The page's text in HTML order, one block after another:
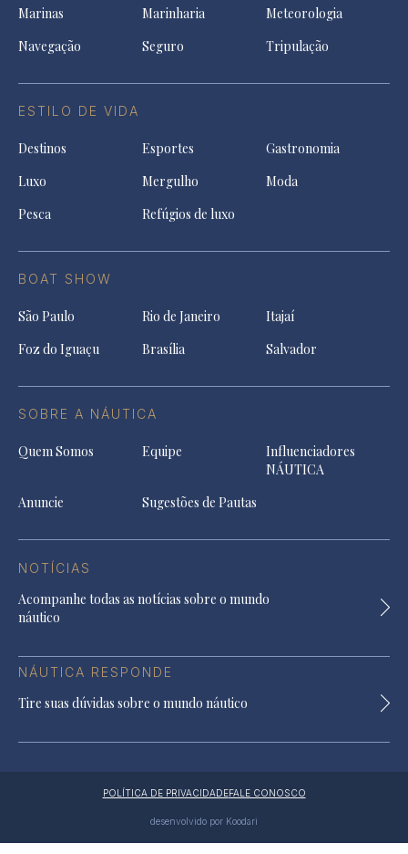
Marinas
Marinharia
Meteorologia
Navegação
Seguro Tripulação
ESTILO DE VIDA
Destinos Esportes
Gastronomia
Luxo
Mergulho
Moda
Pesca
Refúgios de luxo
BOAT SHOW
São Paulo Rio de Janeiro
Itajaí
Foz do Iguaçu
Brasília Salvador
SOBRE A NÁUTICA
Quem Somos Equipe
Influenciadores
NÁUTICA
Anuncie
Sugestões de Pautas
NOTÍCIAS
Acompanhe todas as notícias sobre o mundo
náutico
NÁUTICA RESPONDE
Tire suas dúvidas sobre o mundo náutico
POLÍTICA DE PRIVACIDADEFALE CONOSCO
desenvolvido por Koodari